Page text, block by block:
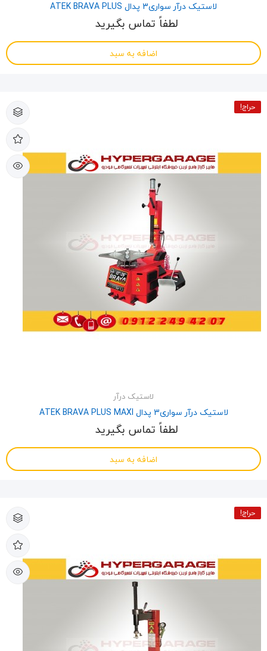
لاستیک درآر سواری3 پدال ATEK BRAVA PLUS
لطفاً تماس بگیرید
اضافه به سبد
حراج!
لاستیک درآر
لاستیک درآر سواری3 پدال ATEK BRAVA PLUS MAXI
لطفاً تماس بگیرید
اضافه به سبد
حراج!